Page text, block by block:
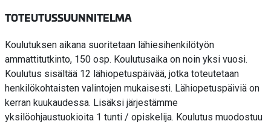
TOTEUTUSSUUNNITELMA
Koulutuksen aikana suoritetaan lähiesihenkilötyön
ammattitutkinto, 150 osp. Koulutusaika on noin yksi vuosi.
Koulutus sisältää 12 lähiopetuspäivää, jotka toteutetaan
henkilökohtaisten valintojen mukaisesti. Lähiopetuspäiviä on
kerran kuukaudessa. Lisäksi järjestämme
yksilöohjaustuokioita 1 tunti / opiskelija. Koulutus muodostuu